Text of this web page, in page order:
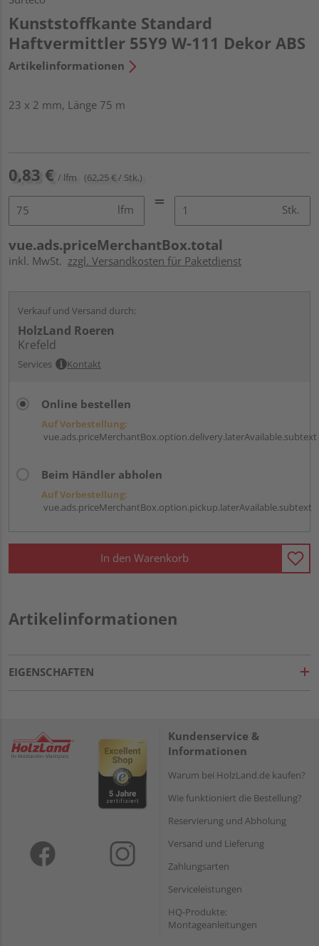
Kunststoffkante Standard
Haftvermittler 55Y9 W-111 Dekor ABS
Artikelinformationen
23 x 2 mm, Länge 75 m
0,83 € / lfm (62,25 € / Stk.)
lfm Stk.
vue.ads.priceMerchantBox.total
inkl. MwSt. zzgl. Versandkosten für Paketdienst
Verkauf und Versand durch:
HolzLand Roeren
Krefeld
Services Kontakt
Online bestellen
Auf Vorbestellung:
vue.ads.priceMerchantBox.option.delivery.laterAvailable.subtext
Beim Händler abholen
Auf Vorbestellung:
vue.ads.priceMerchantBox.option.pickup.laterAvailable.subtext
In den Warenkorb
Artikelinformationen
EIGENSCHAFTEN
Kundenservice &
Informationen
Warum bei HolzLand.de kaufen?
Wie funktioniert die Bestellung?
Reservierung und Abholung
Versand und Lieferung
Zahlungsarten
Serviceleistungen
HQ-Produkte:
Montageanleitungen